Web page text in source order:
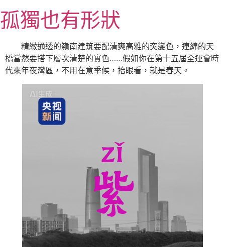
至
主
內
容
孤獨也有形狀
精緻通透的嶺南建筑要配清爽高雅的突變色，連綿的天
橋當然要搭下層次清楚的實色……假如你在第十五屆全運會時
代來年夜灣區，不用在意季候，抬眼看，就是春天。